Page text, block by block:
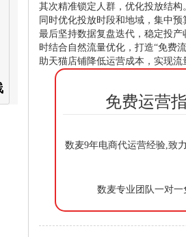
其次精准锁定人群，优化投放结
同时优化投放时段和地域，集中
最后坚持数据复盘迭代，稳定投
时结合自然流量优化，打造“免费
助天猫店铺降低运营成本，实现
免费运营
数麦9年电商代运营经验,致
数麦专业团队一对